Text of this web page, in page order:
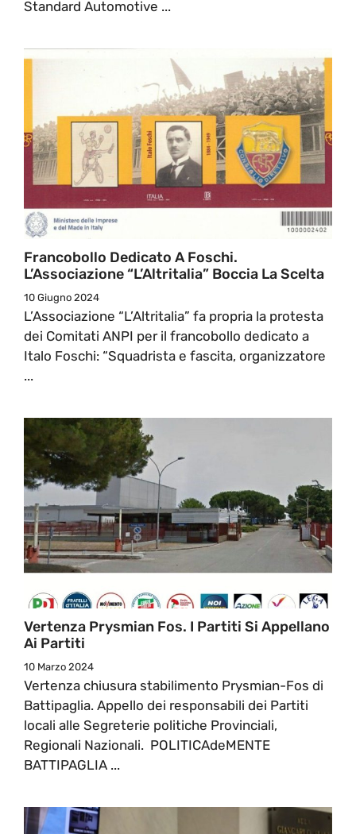
Standard Automotive ...
Francobollo Dedicato A Foschi.
L’Associazione “L’Altritalia” Boccia La Scelta
10 Giugno 2024
L’Associazione “L’Altritalia” fa propria la protesta
dei Comitati ANPI per il francobollo dedicato a
Italo Foschi: “Squadrista e fascita, organizzatore
...
Vertenza Prysmian Fos. I Partiti Si Appellano
Ai Partiti
10 Marzo 2024
Vertenza chiusura stabilimento Prysmian-Fos di
Battipaglia. Appello dei responsabili dei Partiti
locali alle Segreterie politiche Provinciali,
Regionali Nazionali. POLITICAdeMENTE
BATTIPAGLIA ...